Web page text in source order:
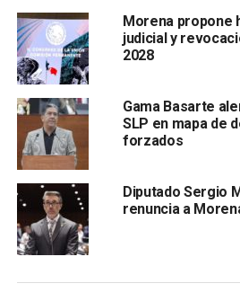
esquién será el responsable de
evaluaciones
. La propuesta
consejeros nacionales del INE
proceso. Al respecto,
a haber una mano negra en el
el beneficio de la duda . “No creo
la oposición, que es gente de
INE, se preste a que hagan los
generar el beneficio de la duda,
implementado”, indicó.
Morena propone
judicial y
2028
Gama Basarte
SLP en mapa de
forzados
Diputado Sergio
renuncia a